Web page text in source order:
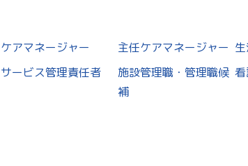
ケアマネージャー 主任ケアマネージャー
サービス管理責任者
施設管理職・管理職候
補